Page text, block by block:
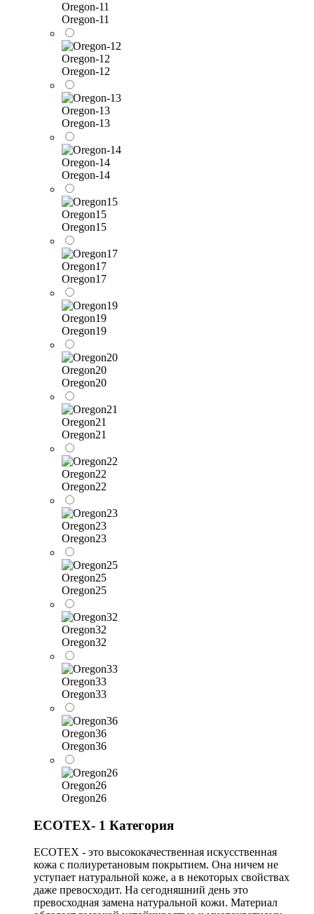
Oregon-11
Oregon-11
Oregon-12
Oregon-12
Oregon-13
Oregon-13
Oregon-14
Oregon-14
Oregon15
Oregon15
Oregon17
Oregon17
Oregon19
Oregon19
Oregon20
Oregon20
Oregon21
Oregon21
Oregon22
Oregon22
Oregon23
Oregon23
Oregon25
Oregon25
Oregon32
Oregon32
Oregon33
Oregon33
Oregon36
Oregon36
Oregon26
Oregon26
ECOTEX- 1 Категория
ECOTEX - это высококачественная искусственная
кожа с полиуретановым покрытием. Она ничем не
уступает натуральной коже, а в некоторых свойствах
даже превосходит. На сегодняшний день это
превосходная замена натуральной кожи. Материал